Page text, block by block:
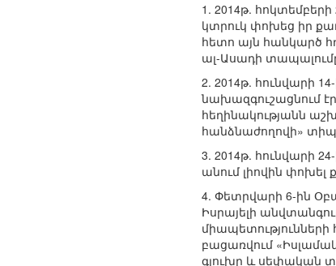
1. 2014թ.
կտրուկ փոխեց իր
հետո այն հանկարծ
ալ-Ասադի տապալումը
2. 2014թ. հունվարի
նախազգուշացնում
հեղինակությանն
հանձնաժողովի»
3. 2014թ. հունվարի
անում լիովին փոխել
4. Փետրվարի 6-ին
Իսրայելի
բացառվում
գլուխը և սեփական